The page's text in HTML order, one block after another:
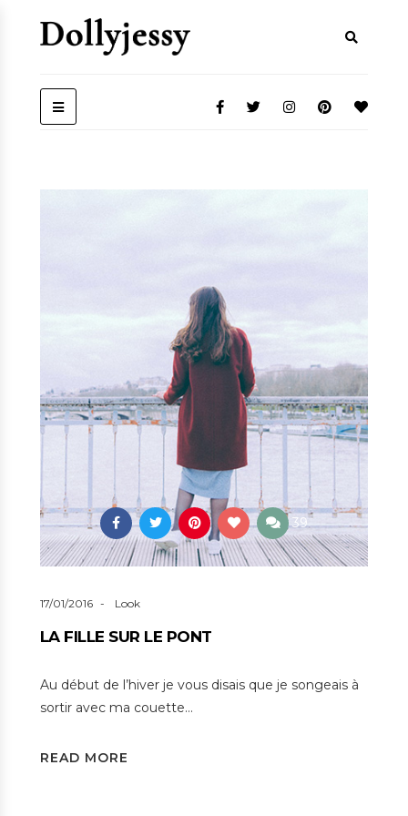
39
17/01/2016 Look
LA FILLE SUR LE PONT
Au début de l’hiver je vous disais que je songeais à
sortir avec ma couette…
READ MORE